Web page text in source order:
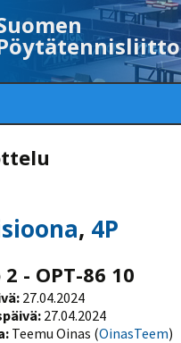
, 4P
- OPT-86 10
27.04.2024
27.04.2024
Teemu Oinas (OinasTeem)